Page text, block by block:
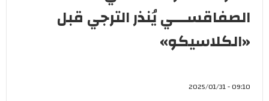
الصفاقســـي يُنذر الترجي قبل
«الكلاسيكو»
09:10 - 2025/01/31